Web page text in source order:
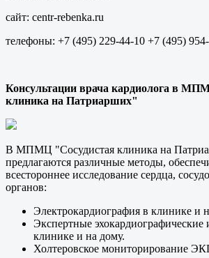
сайт: centr-rebenka.ru
телефоны: +7 (495) 229-44-10 +7 (495)
Консультации врача кардиолога в
клиника на Патриарших"
В МПМЦ "Сосудистая клиника на
предлагаются различные методы,
всестороннее исследование сердца,
органов:
Электрокардиография в клинике и
Экспертные эхокардиографические
клинике и на дому.
Холтеровское мониторирование